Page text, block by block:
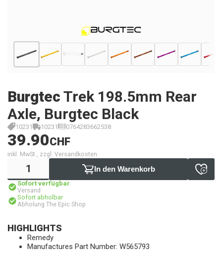
Burgtec Trek 198.5mm Rear
Axle, Burgtec Black
10231 10231 0764283662538
39.90CHF
inkl. MwSt., zzgl. Versandkosten
In den Warenkorb
Sofort verfügbar
Versand
Sofort abholbar
Abholung The Epic Shop
HIGHLIGHTS
Remedy
Manufactures Part Number: W565793